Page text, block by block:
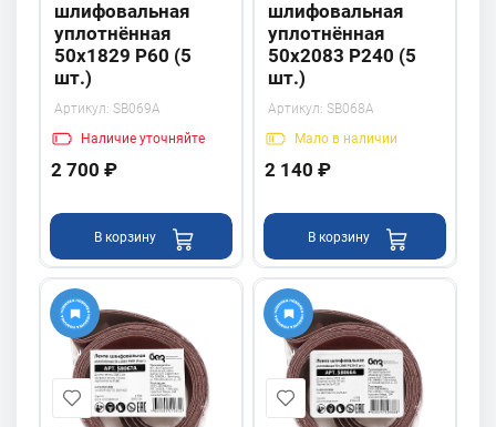
шлифовальная
уплотнённая
50х1829 P60 (5
шт.)
Артикул: SB069A
Наличие уточняйте
2 700 ₽
В корзину
шлифовальная
уплотнённая
50х2083 P240 (5
шт.)
Артикул: SB068A
Мало в наличии
2 140 ₽
В корзину